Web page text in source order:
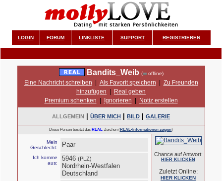
LOGIN FORUM LINKLISTE SUPPORT REGISTRIEREN
Bandits_Weib ( offline)
Eine Nachricht schreiben Als Favorit speichern
Zu Freunden
hinzufügen
Real geben
Premium schenken
Ignorieren Notiz erstellen
ALLGEMEIN ÜBER MICH BILD GALERIE
Diese Person besitzt das REAL-Zeichen (REAL-Informationen zeigen)
Mein
Geschlecht:
Paar
Ich komme
aus:
5946 (PLZ)
Nordrhein-Westfalen
Deutschland
Chance auf Antwort:
HIER KLICKEN
Zuletzt Online:
HIER KLICKEN